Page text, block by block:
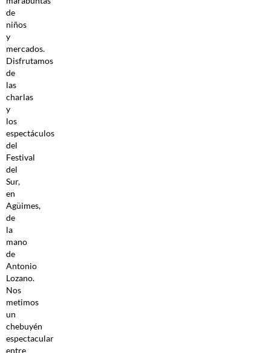
de
niños
y
mercados.
Disfrutamos
de
las
charlas
y
los
espectáculos
del
Festival
del
Sur,
en
Agüimes,
de
la
mano
de
Antonio
Lozano.
Nos
metimos
un
chebuyén
espectacular
entre